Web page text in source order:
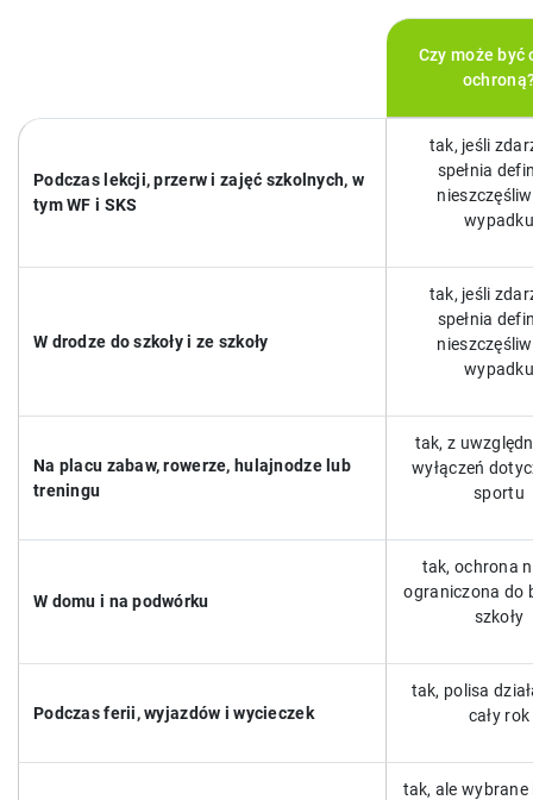
Czy może być
Podczas lekcji, przerw i zajęć szkolnych, w
tym WF i SKS
tak, jeśli
spełnia
wypadku
W drodze do szkoły i ze szkoły
tak, jeśli
spełnia
wypadku
Na placu zabaw, rowerze, hulajnodze lub
treningu
tak, z
wyłączeń
sportu
W domu i na podwórku
tak, ochrona
ograniczona do
szkoły
Podczas ferii, wyjazdów i wycieczek
tak, polisa
cały rok
tak, ale wybrane